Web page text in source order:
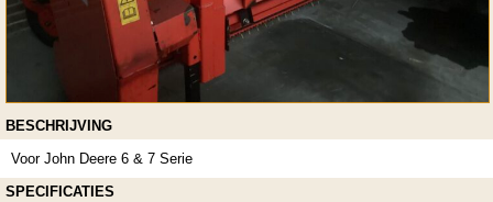
BESCHRIJVING
Voor John Deere 6 & 7 Serie
SPECIFICATIES